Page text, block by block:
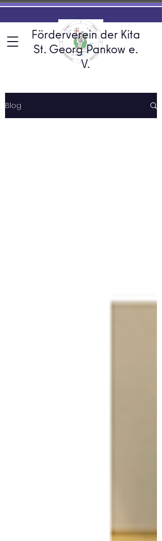
Förderverein der Kita
St. Georg Pankow e.
V.
Blog